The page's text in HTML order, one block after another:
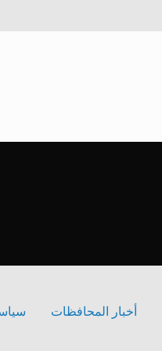
أخبار المحافظات